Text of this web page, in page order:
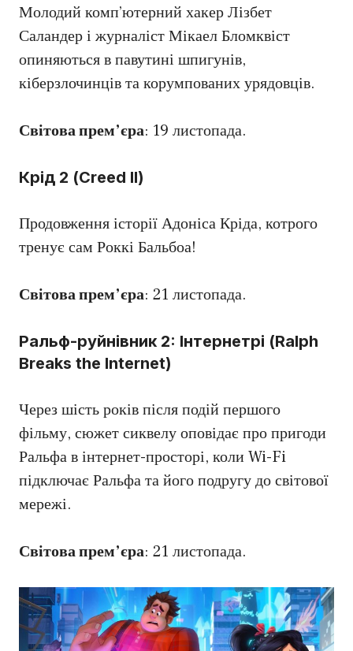
Молодий комп’ютерний хакер Лізбет
Саландер і журналіст Мікаел Бломквіст
опиняються в павутині шпигунів,
кіберзлочинців та корумпованих урядовців.
Світова прем’єра: 19 листопада.
Крід 2 (Creed II)
Продовження історії Адоніса Кріда, котрого
тренує сам Роккі Бальбоа!
Світова прем’єра: 21 листопада.
Ральф-руйнівник 2: Інтернетрі (Ralph
Breaks the Internet)
Через шість років після подій першого
фільму, сюжет сиквелу оповідає про пригоди
Ральфа в інтернет-просторі, коли Wi-Fi
підключає Ральфа та його подругу до світової
мережі.
Світова прем’єра: 21 листопада.